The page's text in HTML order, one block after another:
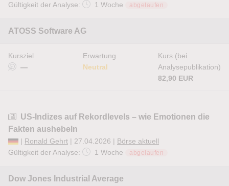
Gültigkeit der Analyse:
1 Woche abgelaufen
ATOSS Software AG
Kursziel
—
Erwartung
Neutral
Kurs (bei
Analysepublikation)
82,90 EUR
US-Indizes auf Rekordlevels – wie Emotionen die
Fakten aushebeln
| Ronald Gehrt | 27.04.2026 | Börse aktuell
Gültigkeit der Analyse:
1 Woche abgelaufen
Dow Jones Industrial Average